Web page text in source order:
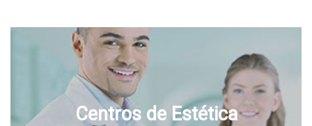
Centros de Estética